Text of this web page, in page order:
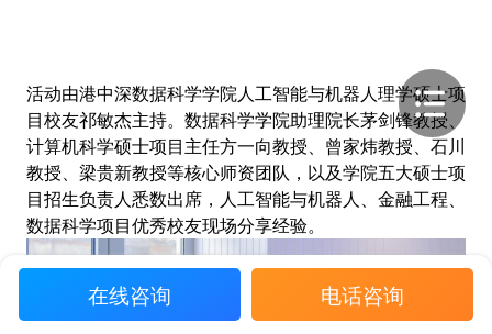
活动由港中深数据科学学院人工智能与机器人理学硕士项
目校友祁敏杰主持。数据科学学院助理院长茅剑锋教授、
计算机科学硕士项目主任方一向教授、曾家炜教授、石川
教授、梁贵新教授等核心师资团队，以及学院五大硕士项
目招生负责人悉数出席，人工智能与机器人、金融工程、
数据科学项目优秀校友现场分享经验。
在线咨询 电话咨询